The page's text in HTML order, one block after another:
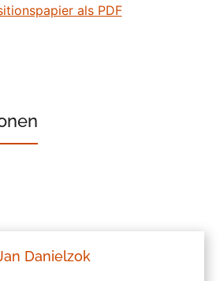
als PDF
Danielzok